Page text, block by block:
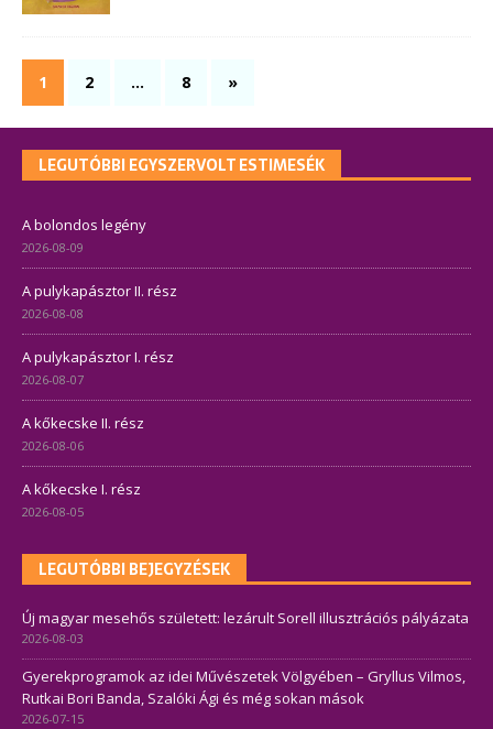
1 2 … 8 »
LEGUTÓBBI EGYSZERVOLT ESTIMESÉK
A bolondos legény
2026-08-09
A pulykapásztor II. rész
2026-08-08
A pulykapásztor I. rész
2026-08-07
A kőkecske II. rész
2026-08-06
A kőkecske I. rész
2026-08-05
LEGUTÓBBI BEJEGYZÉSEK
Új magyar mesehős született: lezárult Sorell illusztrációs pályázata
2026-08-03
Gyerekprogramok az idei Művészetek Völgyében – Gryllus Vilmos,
Rutkai Bori Banda, Szalóki Ági és még sokan mások
2026-07-15